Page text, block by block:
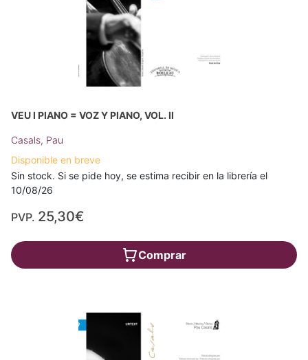
VEU I PIANO = VOZ Y PIANO, VOL. II
Casals, Pau
Disponible en breve
Sin stock. Si se pide hoy, se estima recibir en la librería el
10/08/26
PVP. 25,30€
Comprar